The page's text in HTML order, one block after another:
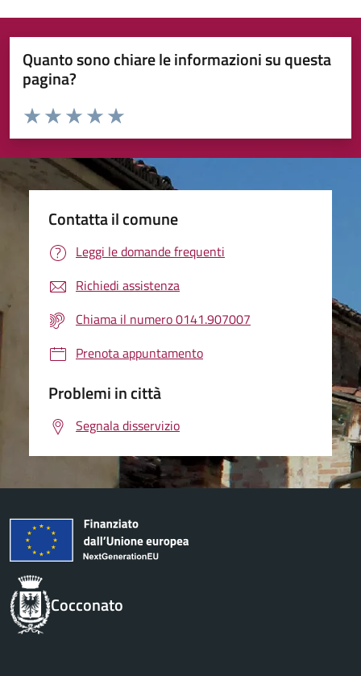
Quanto sono chiare le informazioni su questa
pagina?
Valuta da 1 a 5 stelle la pagina
Valuta 5 stelle su 5
Valuta 4 stelle su 5
Valuta 3 stelle su 5
Valuta 2 stelle su 5
Valuta 1 stelle su 5
Contatta il comune
Leggi le domande frequenti
Richiedi assistenza
Chiama il numero 0141.907007
Prenota appuntamento
Problemi in città
Segnala disservizio
Cocconato